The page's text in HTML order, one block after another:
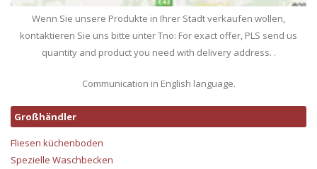
Wenn Sie unsere Produkte in Ihrer Stadt verkaufen wollen,
kontaktieren Sie uns bitte unter Tno: For exact offer, PLS send us
quantity and product you need with delivery address. .
Communication in English language.
Großhändler
Fliesen küchenboden
Spezielle Waschbecken